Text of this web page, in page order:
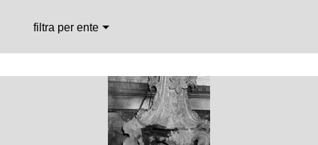
filtra per ente